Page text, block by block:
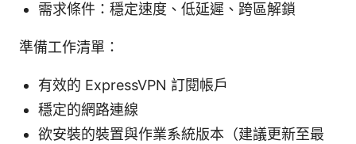
需求條件：穩定速度、低延遲、跨區解鎖
準備工作清單：
有效的 ExpressVPN 訂閱帳戶
穩定的網路連線
欲安裝的裝置與作業系統版本（建議更新至最